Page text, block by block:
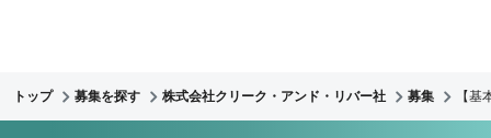
トップ 募集を探す 株式会社クリーク・アンド・リバー社 募集 【